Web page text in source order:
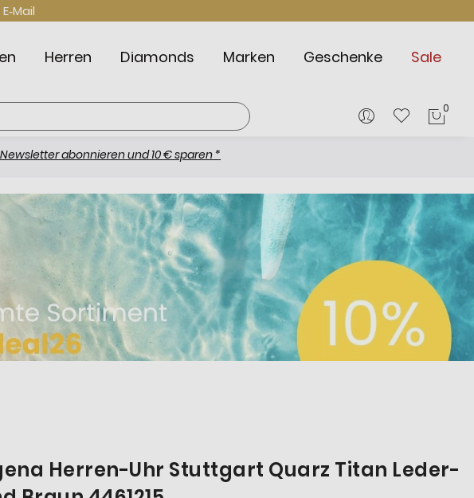
E‑Mail
Herren Diamonds Marken Geschenke Sale
0
und 10 € sparen *
Herren-Uhr Stuttgart Quarz Titan Leder-